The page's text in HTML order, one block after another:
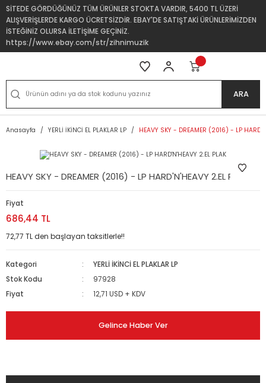
SİTEDE GÖRDÜĞÜNÜZ TÜM ÜRÜNLER STOKTA VARDIR, 5400 TL ÜZERİ
ALIŞVERİŞLERDE KARGO ÜCRETSİZDİR. EBAY'DE SATIŞTAKİ ÜRÜNLERİMİZDEN
İSTEĞİNİZ OLURSA İLETİŞİME GEÇİNİZ.
https://www.ebay.com/str/zihnimuzik
ARA
Anasayfa YERLİ İKİNCİ EL PLAKLAR LP HEAVY SKY - DREAMER (2016) - LP
HEAVY SKY - DREAMER (2016) - LP HARD'N'HEAVY 2.EL PLAK
Fiyat
686,44 TL
72,77 TL den başlayan taksitlerle!!
Kategori
YERLİ İKİNCİ EL PLAKLAR LP
Stok Kodu
97928
Fiyat
12,71 USD + KDV
Gelince Haber Ver